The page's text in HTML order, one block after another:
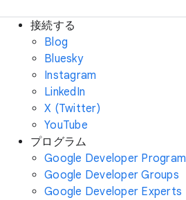
接続する
Blog
Bluesky
Instagram
LinkedIn
X (Twitter)
YouTube
プログラム
Google Developer Program
Google Developer Groups
Google Developer Experts